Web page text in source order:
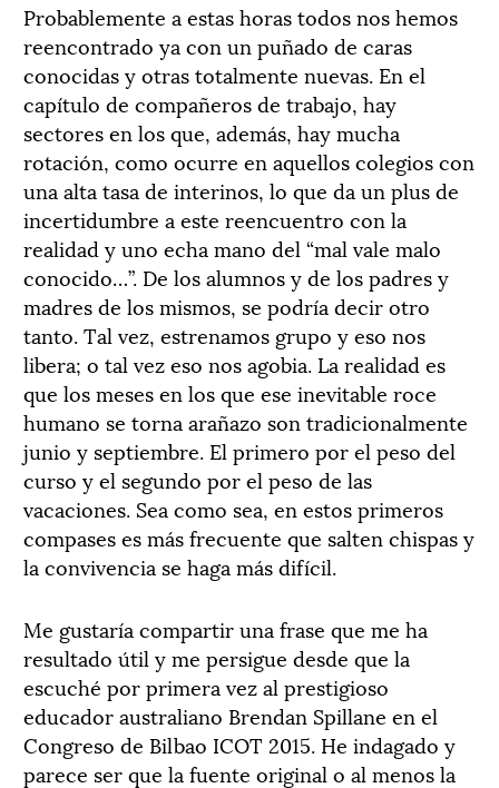
Probablemente a estas horas todos nos hemos
reencontrado ya con un puñado de caras
conocidas y otras totalmente nuevas. En el
capítulo de compañeros de trabajo, hay
sectores en los que, además, hay mucha
rotación, como ocurre en aquellos colegios con
una alta tasa de interinos, lo que da un plus de
incertidumbre a este reencuentro con la
realidad y uno echa mano del “mal vale malo
conocido…”. De los alumnos y de los padres y
madres de los mismos, se podría decir otro
tanto. Tal vez, estrenamos grupo y eso nos
libera; o tal vez eso nos agobia. La realidad es
que los meses en los que ese inevitable roce
humano se torna arañazo son tradicionalmente
junio y septiembre. El primero por el peso del
curso y el segundo por el peso de las
vacaciones. Sea como sea, en estos primeros
compases es más frecuente que salten chispas y
la convivencia se haga más difícil.
Me gustaría compartir una frase que me ha
resultado útil y me persigue desde que la
escuché por primera vez al prestigioso
educador australiano Brendan Spillane en el
Congreso de Bilbao ICOT 2015. He indagado y
parece ser que la fuente original o al menos la